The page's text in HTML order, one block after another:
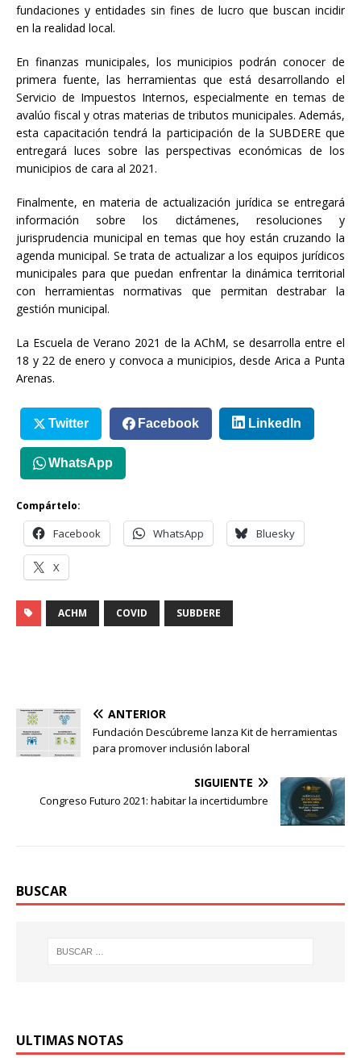
fundaciones y entidades sin fines de lucro que buscan incidir
en la realidad local.
En finanzas municipales, los municipios podrán conocer de
primera fuente, las herramientas que está desarrollando el
Servicio de Impuestos Internos, especialmente en temas de
avalúo fiscal y otras materias de tributos municipales. Además,
esta capacitación tendrá la participación de la SUBDERE que
entregará luces sobre las perspectivas económicas de los
municipios de cara al 2021.
Finalmente, en materia de actualización jurídica se entregará
información sobre los dictámenes, resoluciones y
jurisprudencia municipal en temas que hoy están cruzando la
agenda municipal. Se trata de actualizar a los equipos jurídicos
municipales para que puedan enfrentar la dinámica territorial
con herramientas normativas que permitan destrabar la
gestión municipal.
La Escuela de Verano 2021 de la AChM, se desarrolla entre el
18 y 22 de enero y convoca a municipios, desde Arica a Punta
Arenas.
Twitter Facebook LinkedIn
WhatsApp
Compártelo:
Facebook WhatsApp Bluesky
X
ACHM COVID SUBDERE
ANTERIOR
Fundación Descúbreme lanza Kit de herramientas
para promover inclusión laboral
SIGUIENTE
Congreso Futuro 2021: habitar la incertidumbre
BUSCAR
ULTIMAS NOTAS